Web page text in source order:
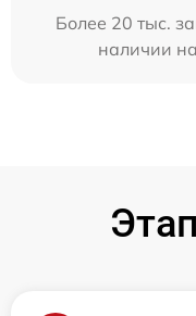
Более 20 тыс.
наличии